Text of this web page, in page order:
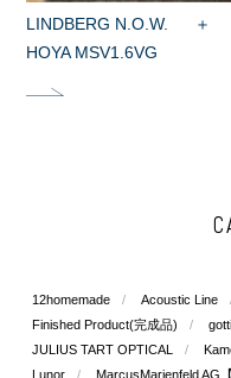
LINDBERG N.O.W. ＋
HOYA MSV1.6VG
12homemade Acoustic Line
Finished Product(完成品)
gotti
JULIUS TART OPTICAL
Lunor
MarcusMarienfeld AG